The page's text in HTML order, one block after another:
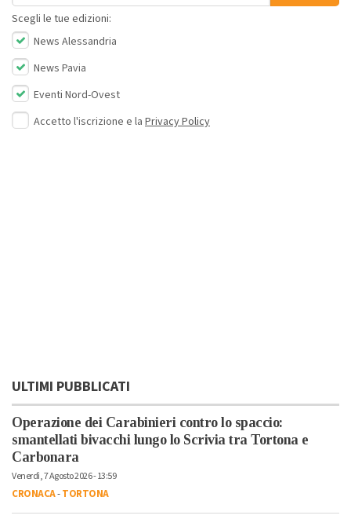
Scegli le tue edizioni:
News Alessandria
News Pavia
Eventi Nord-Ovest
Accetto l'iscrizione e la Privacy Policy
ULTIMI PUBBLICATI
Operazione dei Carabinieri contro lo spaccio:
smantellati bivacchi lungo lo Scrivia tra Tortona e
Carbonara
Venerdì, 7 Agosto 2026 - 13:59
CRONACA-TORTONA